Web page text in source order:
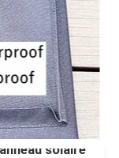
solaire